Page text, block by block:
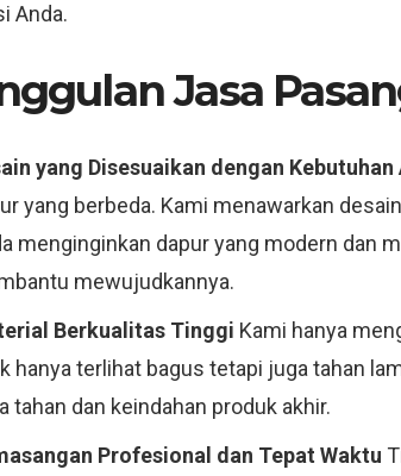
Anda.
Jasa
yang Disesuaikan dengan Kebutuhan
yang berbeda. Kami menawarkan
menginginkan dapur yang modern dan
mewujudkannya.
Berkualitas Tinggi Kami hanya
hanya terlihat bagus tetapi juga tahan
tahan dan keindahan produk akhir.
Profesional dan Tepat Waktu